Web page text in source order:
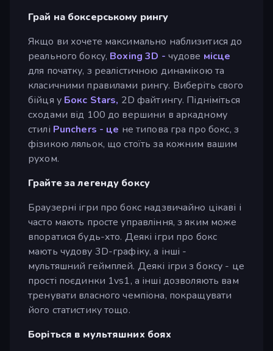
Грай на боксерському рингу
Якщо ви хочете максимально наблизитися до
реального боксу, Boxing 3D - чудове місце
для початку, з реалістичною динамікою та
класичними правилами рингу. Виберіть свого
бійця у Бокс Stars, 2D файтингу. Підніміться
сходами від 100 до вершини в аркадному
стилі Punchers - це не типова гра про бокс, з
фізикою ляльок, що стоїть за кожним вашим
рухом.
Грайте за легенду боксу
Браузерні ігри про бокс надзвичайно цікаві і
часто мають просте управління, з яким може
впоратися будь-хто. Деякі ігри про бокс
мають чудову 3D-графіку, а інші -
мультяшний геймплей. Деякі ігри з боксу - це
прості поєдинки 1vs1, а інші дозволяють вам
тренувати власного чемпіона, покращувати
його статистику тощо.
Боріться в мультяшних боях